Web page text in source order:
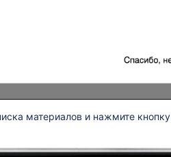
материалов и нажмите кнопку